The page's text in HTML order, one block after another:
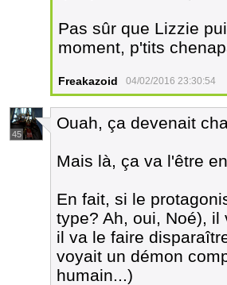
Pas sûr que Lizzie
moment, p'tits
Freakazoid 04/02/2016 23:30:54
45
Ouah, ça devenait
Mais là, ça va l'être
En fait, si le
type? Ah, oui, Noé),
il va le faire
voyait un démon
humain...)